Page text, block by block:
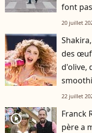
font
20 juillet
des
d'olive,
22 juillet
player2
Franck
père a